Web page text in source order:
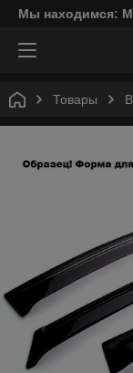
Мы находимся:
Товары